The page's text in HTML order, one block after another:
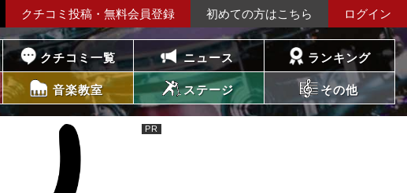
クチコミ投稿・無料会員登録 初めての方はこちら ログイン
クチコミ一覧 ニュース ランキング
音楽教室 ステージ その他